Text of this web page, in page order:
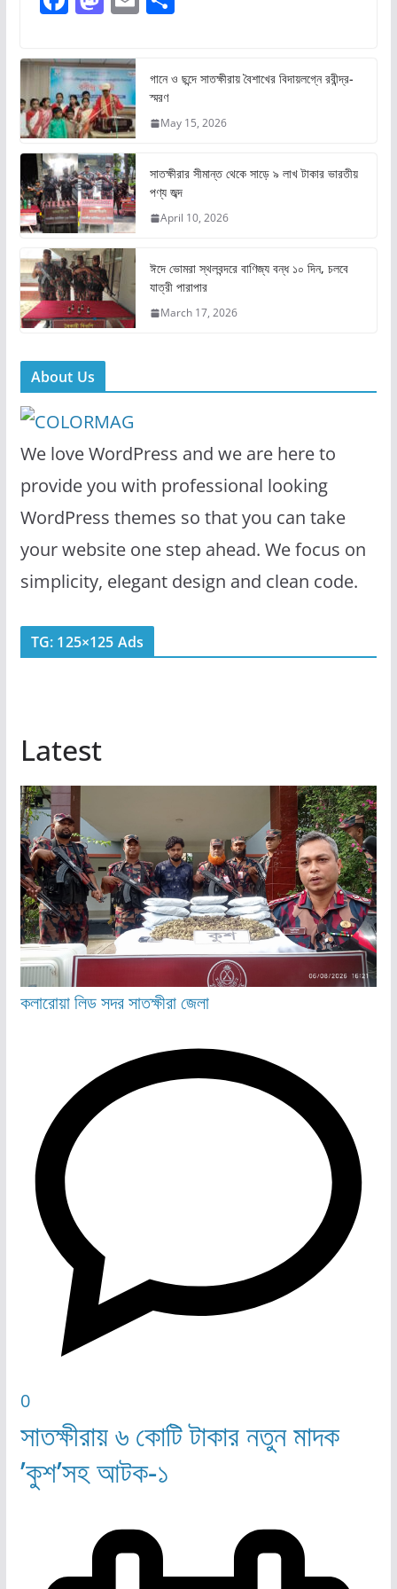
c
e
b
o
o
k
st
o
d
o
n
e
গানে ও ছন্দে সাতক্ষীরায় বৈশাখের বিদায়লগ্নে রবীন্দ্র-
স্মরণ
May 15, 2026
সাতক্ষীরার সীমান্ত থেকে সাড়ে ৯ লাখ টাকার ভারতীয়
পণ্য জব্দ
April 10, 2026
ঈদে ভোমরা স্থলবন্দরে বাণিজ্য বন্ধ ১০ দিন, চলবে
যাত্রী পারাপার
March 17, 2026
About Us
We love WordPress and we are here to
provide you with professional looking
WordPress themes so that you can take
your website one step ahead. We focus on
simplicity, elegant design and clean code.
TG: 125×125 Ads
Latest
কলারোয়ালিডসদরসাতক্ষীরা জেলা
0
সাতক্ষীরায় ৬ কোটি টাকার নতুন মাদক
’কুশ’সহ আটক-১